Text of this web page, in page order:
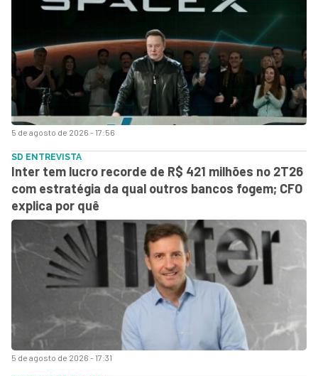
5 de agosto de 2026 - 17:56
5 de agosto de 2026 - 17:31
SD ENTREVISTA
Inter tem lucro recorde de R$ 421 milhões no 2T26
com estratégia da qual outros bancos fogem; CFO
explica por quê